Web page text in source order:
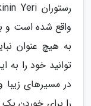
واقع شده است و
به هیچ عنوان
توانید خود را به
در مسیرهای